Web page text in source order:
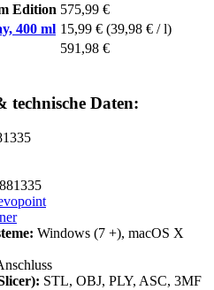
Edition 575,99 €
400 ml 15,99 € (39,98 € / l)
591,98 €
Daten:
Windows (7 +), macOS X
STL, OBJ, PLY, ASC, 3MF